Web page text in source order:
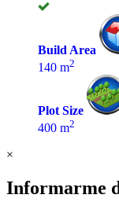
Build Area
140 m2
Plot Size
400 m2
×
Informarme